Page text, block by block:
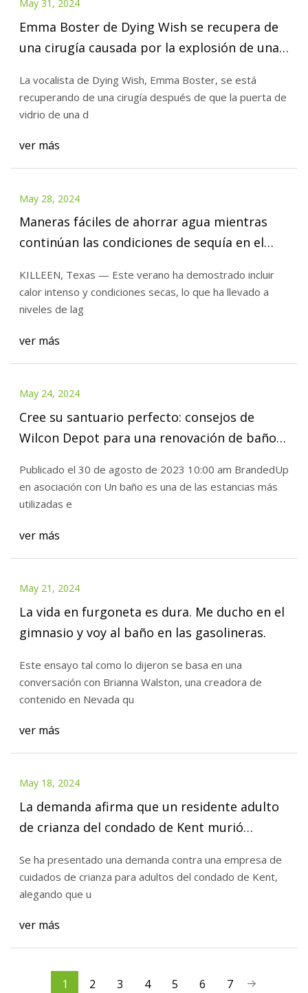
May 31, 2024
Emma Boster de Dying Wish se recupera de
una cirugía causada por la explosión de una
La vocalista de Dying Wish, Emma Boster, se está
recuperando de una cirugía después de que la puerta de
vidrio de una d
ver más
May 28, 2024
Maneras fáciles de ahorrar agua mientras
continúan las condiciones de sequía en el
KILLEEN, Texas — Este verano ha demostrado incluir
calor intenso y condiciones secas, lo que ha llevado a
niveles de lag
ver más
May 24, 2024
Cree su santuario perfecto: consejos de
Wilcon Depot para una renovación de baño
Publicado el 30 de agosto de 2023 10:00 am BrandedUp
en asociación con Un baño es una de las estancias más
utilizadas e
ver más
May 21, 2024
La vida en furgoneta es dura. Me ducho en el
gimnasio y voy al baño en las gasolineras.
Este ensayo tal como lo dijeron se basa en una
conversación con Brianna Walston, una creadora de
contenido en Nevada qu
ver más
May 18, 2024
La demanda afirma que un residente adulto
de crianza del condado de Kent murió
Se ha presentado una demanda contra una empresa de
cuidados de crianza para adultos del condado de Kent,
alegando que u
ver más
1 2 3 4 5 6 7